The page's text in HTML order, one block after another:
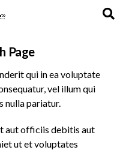
Page
qui in ea voluptate
vel illum qui
nulla pariatur.
aut officiis debitis aut
ut et voluptates